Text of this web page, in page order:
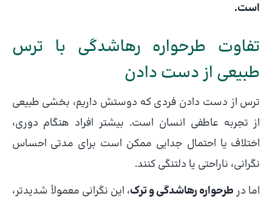
است.
تفاوت طرحواره رهاشدگی با ترس
طبیعی از دست دادن
ترس از دست دادن فردی که دوستش داریم، بخشی طبیعی
از تجربه عاطفی انسان است. بیشتر افراد هنگام دوری،
اختلاف یا احتمال جدایی ممکن است برای مدتی احساس
نگرانی، ناراحتی یا دلتنگی کنند.
اما درطرحواره رهاشدگی و ترک، این نگرانی معمولاً شدیدتر،